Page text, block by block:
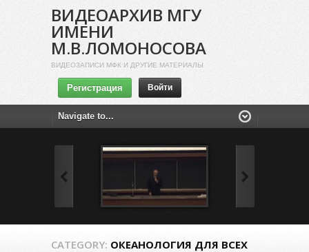
ВИДЕОАРХИВ МГУ
ИМЕНИ
М.В.ЛОМОНОСОВА
ВИДЕОЗАПИСИ МФК И ДРУГИЕ МАТЕРИАЛЫ
Регистрация Войти
CATEGORY: ОКЕАНОЛОГИЯ ДЛЯ ВСЕХ